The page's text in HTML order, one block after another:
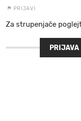
PRIJAVI
Za strupenjače
PRIJAVA